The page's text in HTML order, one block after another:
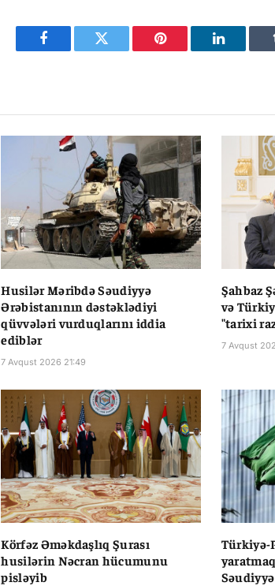
Facebook Twitter Pinterest LinkedIn
Husilər Məribdə Səudiyyə
Ərəbistanının dəstəklədiyi
qüvvələri vurduqlarını iddia
ediblər
7 Avqust 2026 21:49
Şahbaz
və
"tarixi
7 Avqust
Körfəz Əməkdaşlıq Şurası
husilərin Nəcran hücumunu
pisləyib
Türkiyə-